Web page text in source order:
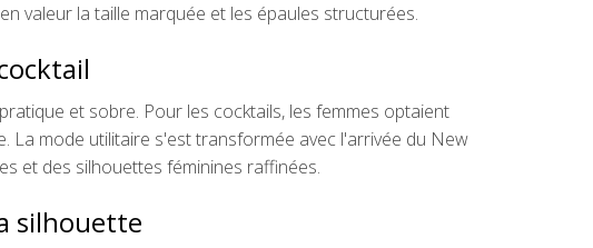
valeur la taille marquée et les épaules structurées.
et sobre. Pour les cocktails, les femmes optaient
La mode utilitaire s'est transformée avec l'arrivée du New
et des silhouettes féminines raffinées.
silhouette